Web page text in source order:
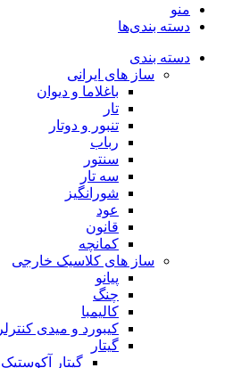
منو
دسته بندی‌ها
دسته بندی
ساز های ایرانی
باغلاما و دیوان
تار
تنبور و دوتار
رباب
سنتور
سه تار
شورانگیز
عود
قانون
کمانچه
ساز های کلاسیک خارجی
پیانو
چنگ
کالیمبا
کیبورد و میدی کنترلر
گیتار
گیتار آکوستیک